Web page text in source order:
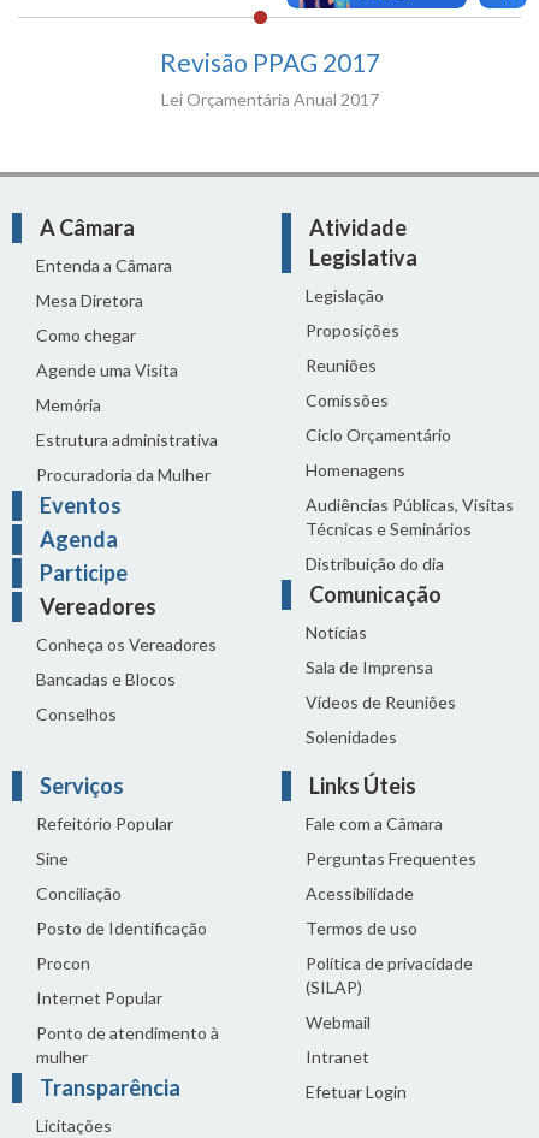
Revisão PPAG 2017
Lei Orçamentária Anual 2017
A Câmara
Entenda a Câmara
Mesa Diretora
Como chegar
Agende uma Visita
Memória
Estrutura administrativa
Procuradoria da Mulher
Eventos
Agenda
Participe
Vereadores
Conheça os Vereadores
Bancadas e Blocos
Conselhos
Atividade
Legislativa
Legislação
Proposições
Reuniões
Comissões
Ciclo Orçamentário
Homenagens
Audiências Públicas, Visitas
Técnicas e Seminários
Distribuição do dia
Comunicação
Notícias
Sala de Imprensa
Vídeos de Reuniões
Solenidades
Serviços
Refeitório Popular
Sine
Conciliação
Posto de Identificação
Procon
Internet Popular
Ponto de atendimento à
mulher
Transparência
Licitações
Links Úteis
Fale com a Câmara
Perguntas Frequentes
Acessibilidade
Termos de uso
Política de privacidade
(SILAP)
Webmail
Intranet
Efetuar Login